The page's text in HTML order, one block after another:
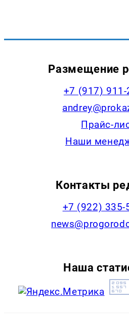
Размещение
+7 (917) 911-
Прайс-
Наши
Контакты
+7 (922) 335-
Наша